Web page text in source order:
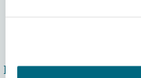
Peter Hodgins